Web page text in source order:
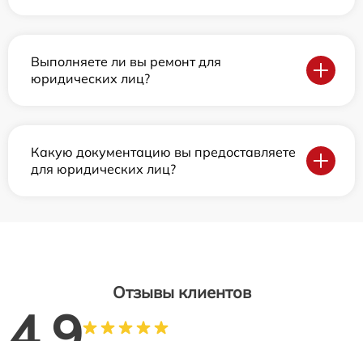
Выполняете ли вы ремонт для
юридических лиц?
Какую документацию вы предоставляете
для юридических лиц?
Отзывы клиентов